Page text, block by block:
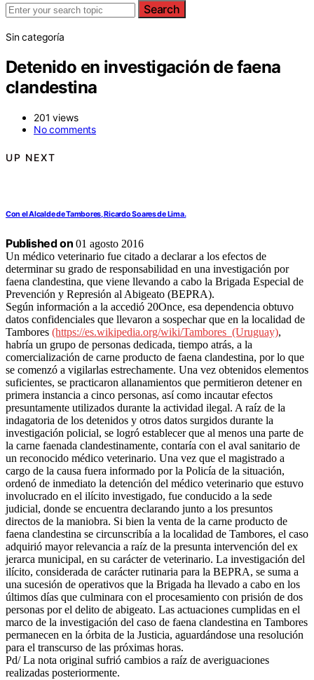
Search
Sin categoría
Detenido en investigación de faena
clandestina
201 views
No comments
UP NEXT
Con el Alcalde de Tambores, Ricardo Soares de Lima.
Published on 01 agosto 2016
Un médico veterinario fue citado a declarar a los efectos de
determinar su grado de responsabilidad en una investigación por
faena clandestina, que viene llevando a cabo la Brigada Especial de
Prevención y Represión al Abigeato (BEPRA).
Según información a la accedió 20Once, esa dependencia obtuvo
datos confidenciales que llevaron a sospechar que en la localidad de
Tambores (https://es.wikipedia.org/wiki/Tambores_(Uruguay),
habría un grupo de personas dedicada, tiempo atrás, a la
comercialización de carne producto de faena clandestina, por lo que
se comenzó a vigilarlas estrechamente. Una vez obtenidos elementos
suficientes, se practicaron allanamientos que permitieron detener en
primera instancia a cinco personas, así como incautar efectos
presuntamente utilizados durante la actividad ilegal. A raíz de la
indagatoria de los detenidos y otros datos surgidos durante la
investigación policial, se logró establecer que al menos una parte de
la carne faenada clandestinamente, contaría con el aval sanitario de
un reconocido médico veterinario. Una vez que el magistrado a
cargo de la causa fuera informado por la Policía de la situación,
ordenó de inmediato la detención del médico veterinario que estuvo
involucrado en el ilícito investigado, fue conducido a la sede
judicial, donde se encuentra declarando junto a los presuntos
directos de la maniobra. Si bien la venta de la carne producto de
faena clandestina se circunscribía a la localidad de Tambores, el caso
adquirió mayor relevancia a raíz de la presunta intervención del ex
jerarca municipal, en su carácter de veterinario. La investigación del
ilícito, considerada de carácter rutinaria para la BEPRA, se suma a
una sucesión de operativos que la Brigada ha llevado a cabo en los
últimos días que culminara con el procesamiento con prisión de dos
personas por el delito de abigeato. Las actuaciones cumplidas en el
marco de la investigación del caso de faena clandestina en Tambores
permanecen en la órbita de la Justicia, aguardándose una resolución
para el transcurso de las próximas horas.
Pd/ La nota original sufrió cambios a raíz de averiguaciones
realizadas posteriormente.